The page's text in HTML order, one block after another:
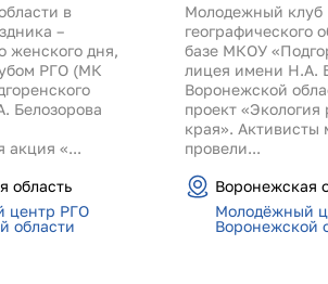
в
–
женского дня,
РГО (МК
Белозорова
акция «...
область
центр РГО
области
Молодежный клуб
географического
базе МКОУ
лицея имени Н.А.
Воронежской
проект «Экология
края». Активисты
провели...
Воронежская
Молодёжный
Воронежской